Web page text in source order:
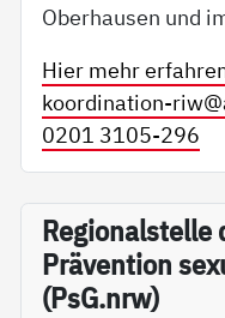
Oberhausen und
Hier mehr
koordination-riw@
0201 3105-296
Re­gio­nal­s­tel­le
Präv­en­ti­on
(PsG.nrw)